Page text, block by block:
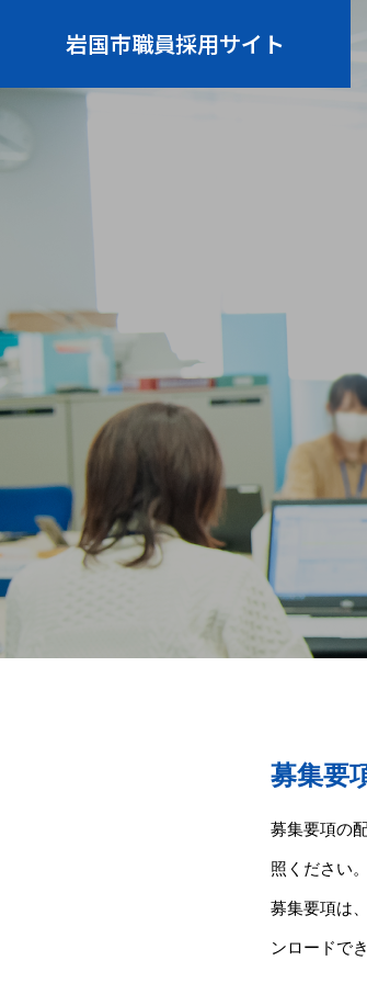
岩国市職員採用サイト
募集要
募集要項の
照ください。
募集要項は
ンロードで